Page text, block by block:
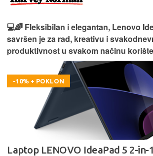
💻🌈 Fleksibilan i elegantan, Lenovo
savršen je za rad, kreativu i
produktivnost u svakom načinu
-10% + POKLON
Laptop LENOVO IdeaPad 5 2-in-